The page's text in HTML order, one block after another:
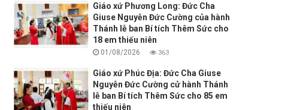
Giáo xứ Phương Long: Đức Cha
Giuse Nguyễn Đức Cường của hành
Thánh lễ ban Bí tích Thêm Sức cho
18 em thiếu niên
01/08/2026 363
Giáo xứ Phúc Địa: Đức Cha Giuse
Nguyễn Đức Cường cử hành Thánh
lễ ban Bí tích Thêm Sức cho 85 em
thiếu niên